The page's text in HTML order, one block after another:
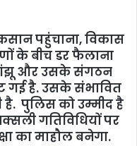
पहुंचाना, विकास
के बीच डर फैलाना
और उसके संगठन
गई है. उसके संभावित
है. पुलिस को उम्मीद है
गतिविधियों पर
का माहौल बनेगा.